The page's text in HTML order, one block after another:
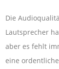
Die
Lautsprecher
aber es fehlt
eine